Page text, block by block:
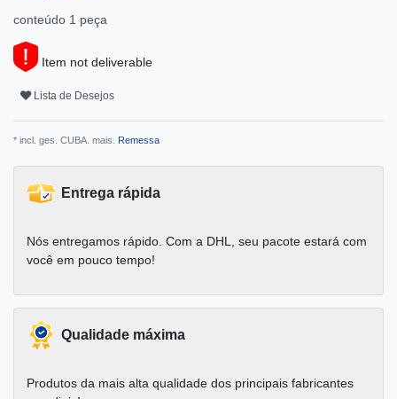
conteúdo 1 peça
Item not deliverable
Lista de Desejos
* incl. ges. CUBA. mais. Remessa
Entrega rápida
Nós entregamos rápido. Com a DHL, seu pacote estará com
você em pouco tempo!
Qualidade máxima
Produtos da mais alta qualidade dos principais fabricantes